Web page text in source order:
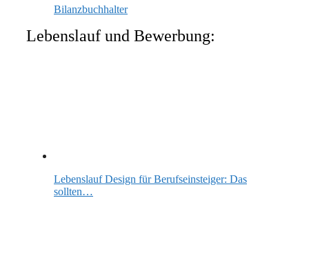
Bilanzbuchhalter
Lebenslauf und Bewerbung:
Lebenslauf Design für Berufseinsteiger: Das
sollten…